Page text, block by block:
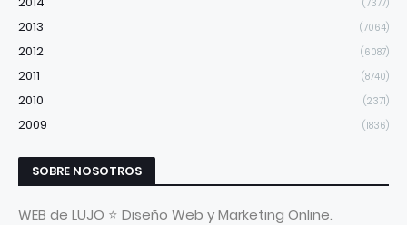
(7377)
2013 (7064)
2012 (6087)
2011 (8740)
2010 (2371)
2009 (1836)
SOBRE NOSOTROS
WEB de LUJO ⭐ Diseño Web y Marketing Online.